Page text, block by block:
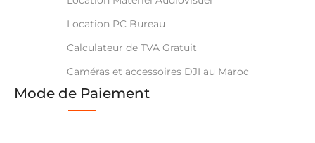
Location PC Bureau
Calculateur de TVA Gratuit
Caméras et accessoires DJI au Maroc
Mode de Paiement